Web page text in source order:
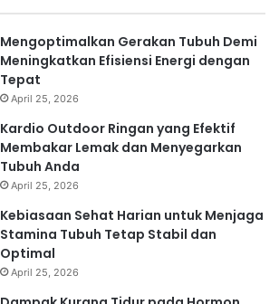
Mengoptimalkan Gerakan Tubuh Demi
Meningkatkan Efisiensi Energi dengan
Tepat
April 25, 2026
Kardio Outdoor Ringan yang Efektif
Membakar Lemak dan Menyegarkan
Tubuh Anda
April 25, 2026
Kebiasaan Sehat Harian untuk Menjaga
Stamina Tubuh Tetap Stabil dan
Optimal
April 25, 2026